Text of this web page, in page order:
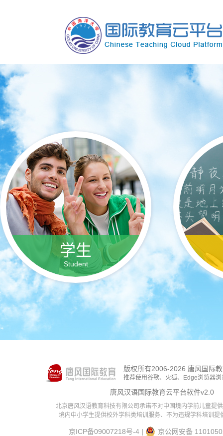
学生
Student
版权所有2006-2026 唐风国际
推荐使用谷歌、火狐、Edge浏览器浏
唐风汉语国际教育云平台软件v2.0
北京唐风汉语教育科技有限公司承诺不对中国境内学前儿童提
境内中小学生提供校外学科类培训服务、不为违规学科培训提
京ICP备09007218号-4 | 京公网安备